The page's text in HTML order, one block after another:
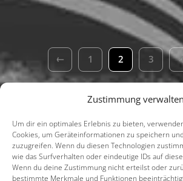
Zustimmung verwalten
Um dir ein optimales Erlebnis zu bieten,
Cookies, um Geräteinformationen zu speichern
zuzugreifen. Wenn du diesen Technologien
wie das Surfverhalten oder eindeutige IDs auf
Wenn du deine Zustimmung nicht erteilst oder
bestimmte Merkmale und Funktionen
← 1 2 3 4